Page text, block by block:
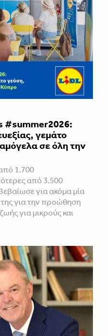
#summer2026:
γεμάτο
σε όλη την
1.700
από 3.500
για ακόμα μία
για την προώθηση
για μικρούς και